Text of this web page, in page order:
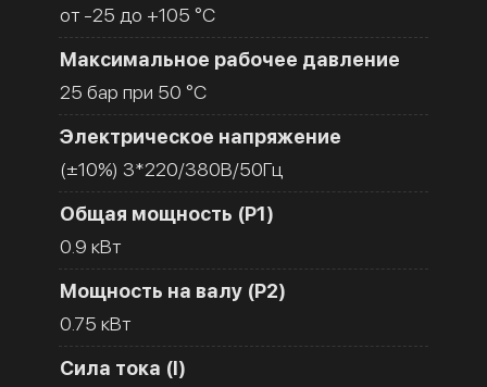
от -25 до +105 °C
Максимальное рабочее давление
25 бар при 50 °C
Электрическое напряжение
(±10%) 3*220/380В/50Гц
Общая мощность (Р1)
0.9 кВт
Мощность на валу (Р2)
0.75 кВт
Сила тока (I)